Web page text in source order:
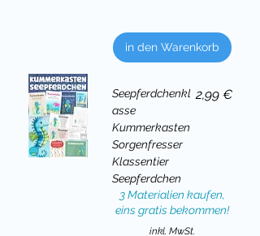
in den Warenkorb
Seepferdchenkl
asse
Kummerkasten
Sorgenfresser
Klassentier
Seepferdchen
Preis
2,99 €
3 Materialien kaufen,
eins gratis bekommen!
inkl. MwSt.